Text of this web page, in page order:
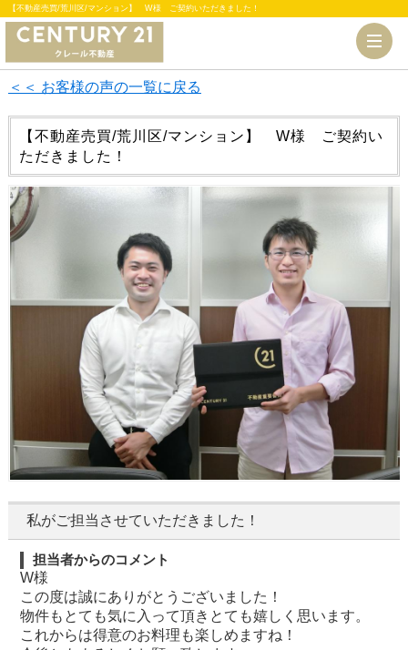
【不動産売買/荒川区/マンション】 W様 ご契約いただきました！
＜＜ お客様の声の一覧に戻る
【不動産売買/荒川区/マンション】 W様 ご契約い
ただきました！
私がご担当させていただきました！
担当者からのコメント
W様
この度は誠にありがとうございました！
物件もとても気に入って頂きとても嬉しく思います。
これからは得意のお料理も楽しめますね！